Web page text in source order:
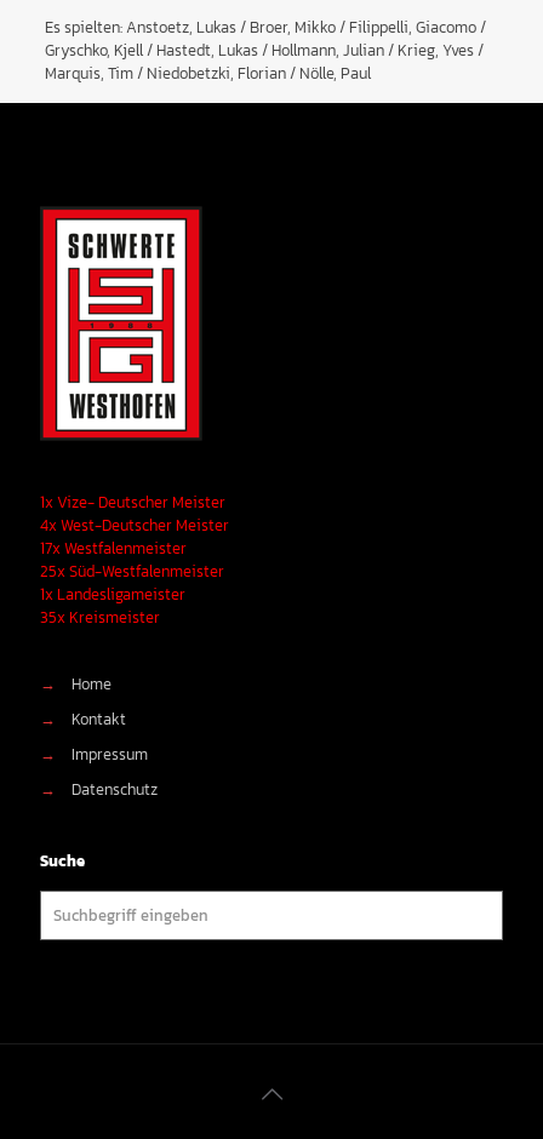
Es spielten: Anstoetz, Lukas / Broer, Mikko / Filippelli, Giacomo /
Gryschko, Kjell / Hastedt, Lukas / Hollmann, Julian / Krieg, Yves /
Marquis, Tim / Niedobetzki, Florian / Nölle, Paul
1x Vize- Deutscher Meister
4x West-Deutscher Meister
17x Westfalenmeister
25x Süd-Westfalenmeister
1x Landesligameister
35x Kreismeister
→
Home
→
Kontakt
→
Impressum
→
Datenschutz
Suche